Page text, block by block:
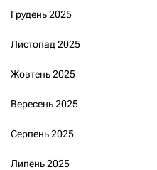
Грудень 2025
Листопад 2025
Жовтень 2025
Вересень 2025
Серпень 2025
Липень 2025